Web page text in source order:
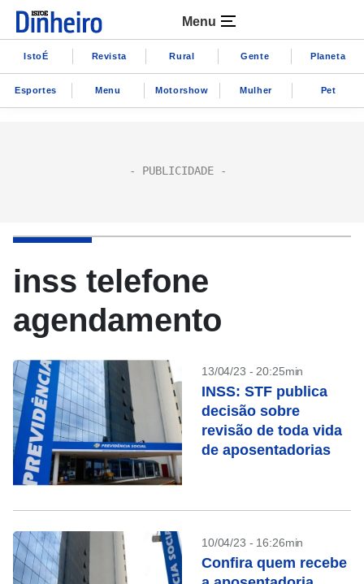
Menu
IstoÉ Revista Rural Gente Planeta
Esportes Menu Motorshow Mulher Pet
inss telefone
agendamento
13/04/23 - 20:25min
INSS: STF publica
decisão sobre
revisão de toda vida
de aposentadorias
10/04/23 - 16:26min
Confira quem recebe